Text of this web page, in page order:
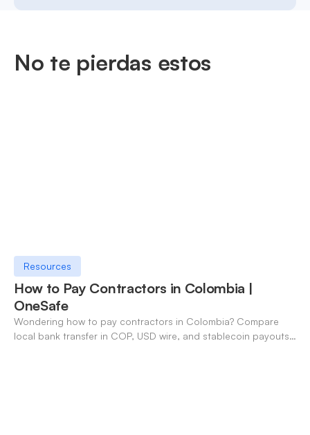
No te pierdas estos
Resources
How to Pay Contractors in Colombia |
OneSafe
Wondering how to pay contractors in Colombia? Compare
local bank transfer in COP, USD wire, and stablecoin payouts.